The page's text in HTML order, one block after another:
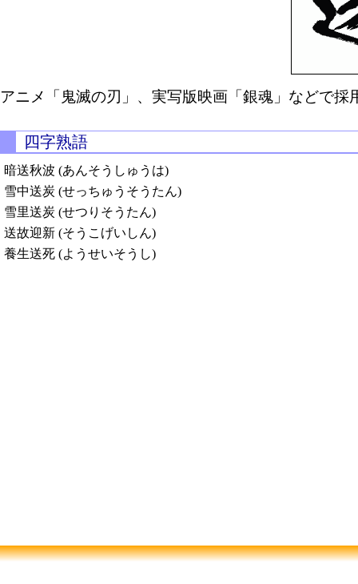
アニメ「鬼滅の刃」、実写版映画「銀魂」などで
四字熟語
暗送秋波 (あんそうしゅうは)
雪中送炭 (せっちゅうそうたん)
雪里送炭 (せつりそうたん)
送故迎新 (そうこげいしん)
養生送死 (ようせいそうし)